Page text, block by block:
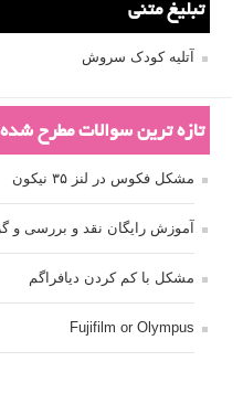
تبلیغ متنی
آتلیه کودک سروش
تازه ترین سوالات مطرح شده
مشکل فکوس در لنز ۳۵ نیکون
آموزش رایگان نقد و بررسی و
مشکل با کم کردن دیافراگم
Fujifilm or Olympus